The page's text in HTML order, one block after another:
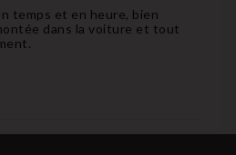
temps et en heure, bien
dans la voiture et tout